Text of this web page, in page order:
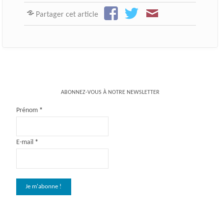
Partager cet article
ABONNEZ-VOUS À NOTRE NEWSLETTER
Prénom *
E-mail *